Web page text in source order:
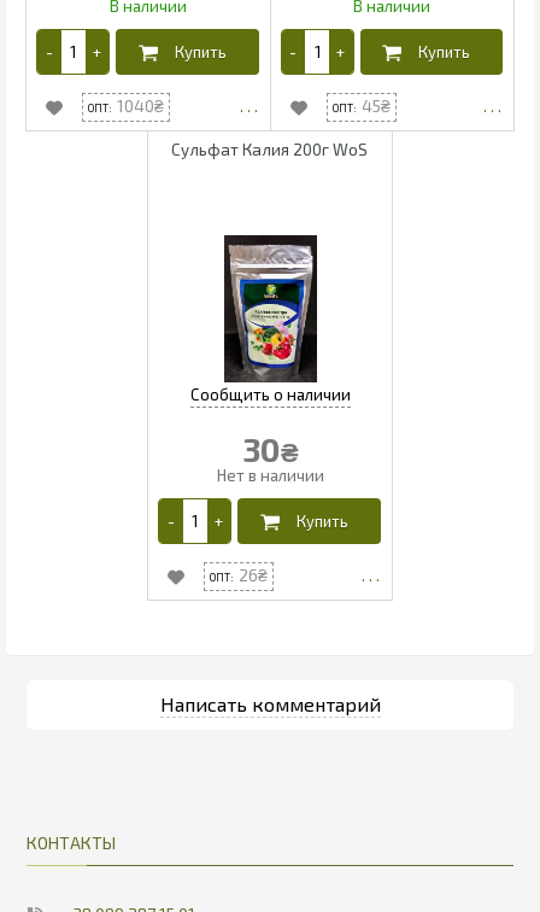
1040 45
Сульфат Калия 200г WoS
30₴
26
КОНТАКТЫ